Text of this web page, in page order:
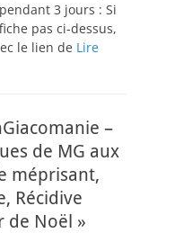
3 jours : Si
pas ci-dessus,
le lien de Lire
–
de MG aux
méprisant,
Récidive
de Noël »